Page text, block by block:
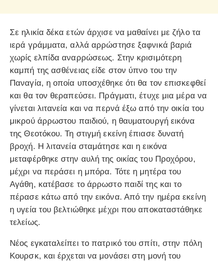
Σε ηλικία δέκα ετών άρχισε να μαθαίνει με ζήλο τα
ιερά γράμματα, αλλά αρρώστησε ξαφνικά βαριά
χωρίς ελπίδα αναρρώσεως. Στην κρισιμότερη
καμπή της ασθένειας είδε στον ύπνο του την
Παναγία, η οποία υποσχέθηκε ότι θα τον επισκεφθεί
και θα τον θεραπεύσει. Πράγματι, έτυχε μια μέρα να
γίνεται λιτανεία και να περνά έξω από την οικία του
μικρού άρρωστου παιδιού, η θαυματουργή εικόνα
της Θεοτόκου. Τη στιγμή εκείνη έπιασε δυνατή
βροχή. Η λιτανεία σταμάτησε και η εικόνα
μεταφέρθηκε στην αυλή της οικίας του Προχόρου,
μέχρι να περάσει η μπόρα. Τότε η μητέρα του
Αγάθη, κατέβασε το άρρωστο παιδί της και το
πέρασε κάτω από την εικόνα. Από την ημέρα εκείνη
η υγεία του βελτιώθηκε μέχρι που αποκαταστάθηκε
τελείως.
Νέος εγκαταλείπει το πατρικό του σπίτι, στην πόλη
Κουρσκ, και έρχεται να μονάσει στη μονή του